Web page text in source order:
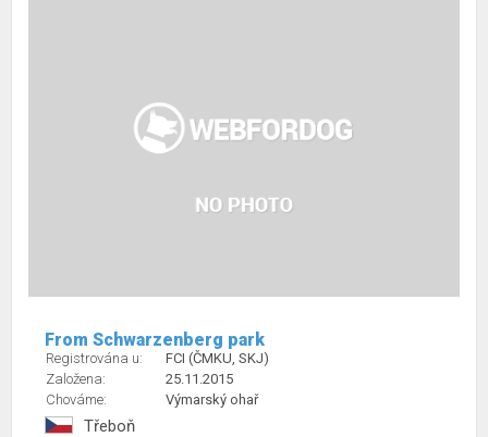
From Schwarzenberg park
Registrována u:
FCI (ČMKU, SKJ)
Založena:
25.11.2015
Chováme:
Výmarský ohař
Třeboň